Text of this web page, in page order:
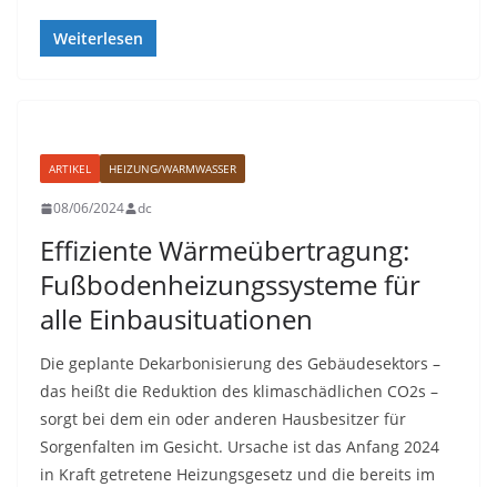
Weiterlesen
ARTIKEL HEIZUNG/WARMWASSER
08/06/2024 dc
Effiziente Wärmeübertragung:
Fußbodenheizungssysteme für
alle Einbausituationen
Die geplante Dekarbonisierung des Gebäudesektors –
das heißt die Reduktion des klimaschädlichen CO2s –
sorgt bei dem ein oder anderen Hausbesitzer für
Sorgenfalten im Gesicht. Ursache ist das Anfang 2024
in Kraft getretene Heizungsgesetz und die bereits im